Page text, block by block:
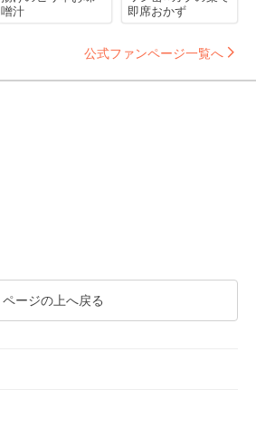
噌汁
即席おかず
公式ファンページ一覧へ
ページの上へ戻る